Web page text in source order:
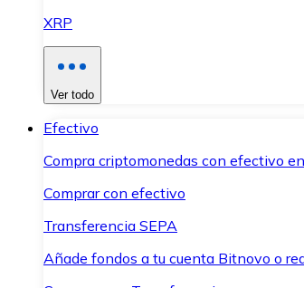
XRP
Ver todo
Efectivo
Compra criptomonedas con efectivo
Comprar con efectivo
Transferencia SEPA
Añade fondos a tu cuenta Bitnovo o